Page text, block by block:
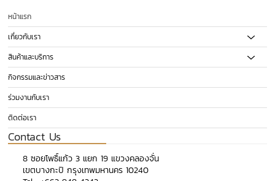
หน้าแรก
เกี่ยวกับเรา
สินค้าและบริการ
กิจกรรมและข่าวสาร
ร่วมงานกับเรา
ติดต่อเรา
​8 ซอยโพธิ์แก้ว 3 แยก 19 แขวงคลองจั่น
เขตบางกะปิ กรุงเทพมหานคร 10240
Contact Us